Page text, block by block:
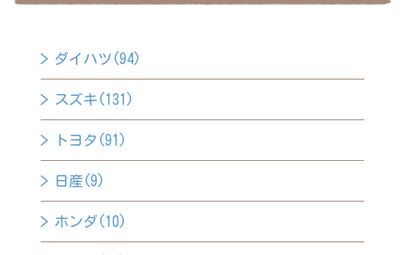
ダイハツ(94)
スズキ(131)
トヨタ(91)
日産(9)
ホンダ(10)